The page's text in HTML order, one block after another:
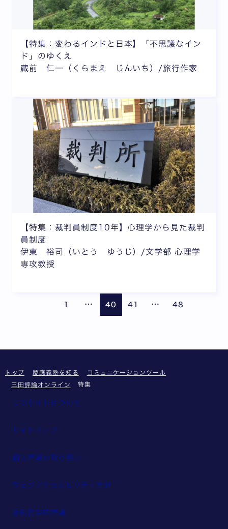
【特集：変わるインドと日本】「不思議なイン
ド」のゆくえ
蔵前 仁一（くらまえ じんいち）/旅行作家
【特集：裁判員制度10年】心理学から見た裁判
員制度
伊東 裕司（いとう ゆうじ）/文学部 心理学
専攻教授
1 … 40 41 … 48
トップ 慶應義塾を知る
コミュニケーションツール
三田評論オンライン
特集
このサイトについて
サイトマップ
個人情報の取り扱い
ウェブアクセシビリティ方針
教職員採用情報